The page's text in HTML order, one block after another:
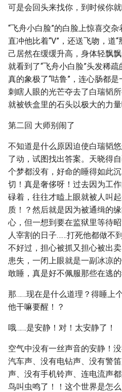
可是会回头来找你，到时候你
“飞舟小白脸”的白脸上惊喜交
直冲他比着“V”，还送飞吻，道
己居然在缓缓升高，身体轻飘
就看到了“飞舟小白脸”头发稀
真的象极了“咕鲁”，连心肠都
刺瞎人眼的光芒夺去了白瑞韬
就被铁盒里的石头以极大的力
第二回 大师别闹了
不知道是什么原因迫使白瑞韬
了动，试图找出答案。天晓得
个梦都没有，好命的睡得如此
切！真是奢侈呀！过去因为工
碌着，往往才瞌上眼就被人叫
质！？然后就是因为被通缉的
心，但一想到要在监狱里等待
人宰割的日子……打死他都做不
不好过，担心被抓又担心被出
患失，一闭上眼就是一副冰凉
敢睡，真是好不佩服那些在逃
那……现在是什么道理？得睡上
他干嘛要醒！？
哦……是安静！对！太安静了！
空气中没有一丝声音的安静！
汽车声、没有电钻声、没有警
声、没有手机铃声、连电流声
鸟叫虫鸣了！！这个世界是怎